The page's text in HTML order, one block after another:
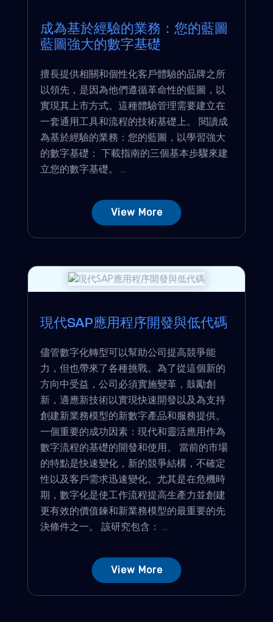
成為基於經驗的業務：您的藍圖
藍圖強大的數字基礎
擅長提供相關和個性化客戶體驗的品牌之所
以領先，是因為他們遵循革命性的藍圖，以
實現其上市方式。這種體驗管理需要建立在
一套通用工具和流程的技術基礎上。 閱讀成
為基於經驗的業務：您的藍圖，以學習強大
的數字基礎： 下載指南的三個基本步驟來建
立您的數字基礎。 ...
View More
現代SAP應用程序開發與低代碼
儘管數字化轉型可以幫助公司提高競爭能
力，但也帶來了各種挑戰。為了從這個新的
方向中受益，公司必須實施變革，鼓勵創
新，適應新技術以實現快速開發以及為支持
創建新業務模型的新數字產品和服務提供。
一個重要的成功因素：現代和靈活應用作為
數字流程的基礎的開發和使用。 當前的市場
的特點是快速變化，新的競爭結構，不確定
性以及客戶需求迅速變化。尤其是在危機時
期，數字化是使工作流程提高生產力並創建
更有效的價值鍊和新業務模型的最重要的先
決條件之一。 該研究包含： ...
View More